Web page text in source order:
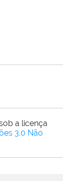
a licença
3.0 Não